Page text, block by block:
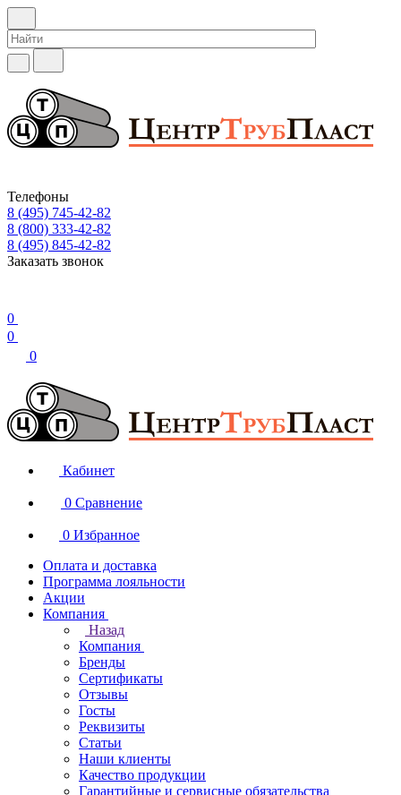
Телефоны
8 (495) 745-42-82
8 (800) 333-42-82
8 (495) 845-42-82
Заказать звонок
0
0
0
Кабинет
0 Сравнение
0 Избранное
Оплата и доставка
Программа лояльности
Акции
Компания
Назад
Компания
Бренды
Сертификаты
Отзывы
Госты
Реквизиты
Статьи
Наши клиенты
Качество продукции
Гарантийные и сервисные обязательства